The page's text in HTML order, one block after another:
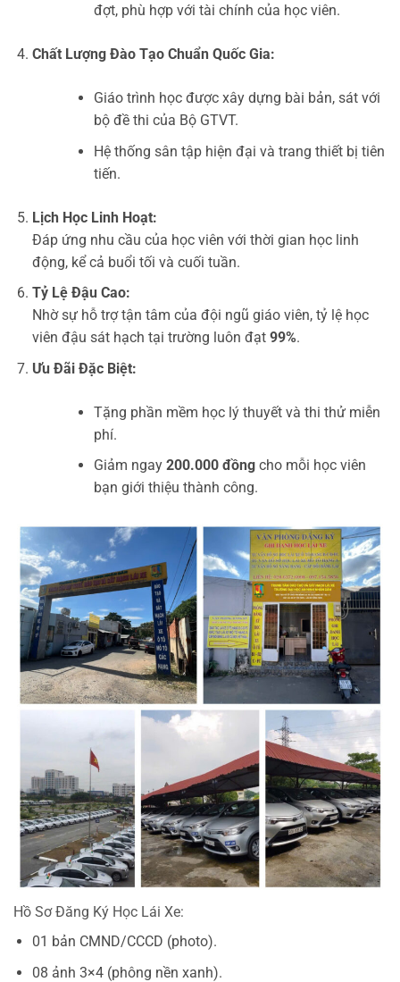
đợt, phù hợp với tài chính của học viên.
Chất Lượng Đào Tạo Chuẩn Quốc Gia:
Giáo trình học được xây dựng bài bản, sát với
bộ đề thi của Bộ GTVT.
Hệ thống sân tập hiện đại và trang thiết bị tiên
tiến.
Lịch Học Linh Hoạt:
Đáp ứng nhu cầu của học viên với thời gian học linh
động, kể cả buổi tối và cuối tuần.
Tỷ Lệ Đậu Cao:
Nhờ sự hỗ trợ tận tâm của đội ngũ giáo viên, tỷ lệ học
viên đậu sát hạch tại trường luôn đạt 99%.
Ưu Đãi Đặc Biệt:
Tặng phần mềm học lý thuyết và thi thử miễn
phí.
Giảm ngay 200.000 đồngcho mỗi học viên
bạn giới thiệu thành công.
Hồ Sơ Đăng Ký Học Lái Xe:
01 bản CMND/CCCD (photo).
08 ảnh 3×4 (phông nền xanh).